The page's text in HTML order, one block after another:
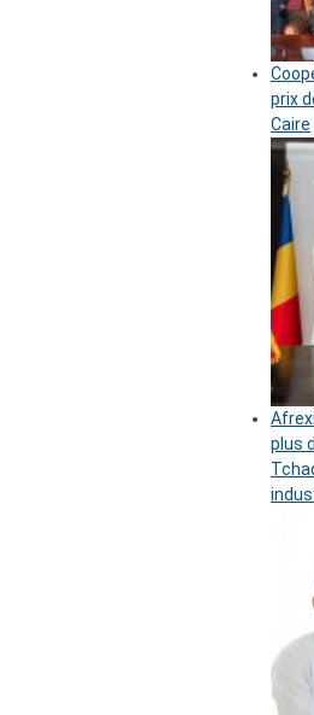
prix
Caire
plus